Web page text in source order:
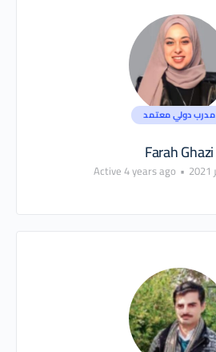
مدرب دولي معتمد
Farah Ghazi
•
Active 4 years ago